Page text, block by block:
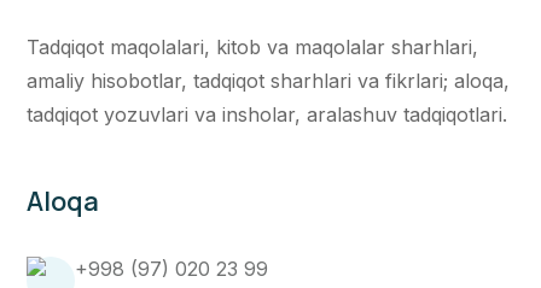
Tadqiqot maqolalari, kitob va maqolalar sharhlari,
amaliy hisobotlar, tadqiqot sharhlari va fikrlari; aloqa,
tadqiqot yozuvlari va insholar, aralashuv tadqiqotlari.
Aloqa
+998 (97) 020 23 99